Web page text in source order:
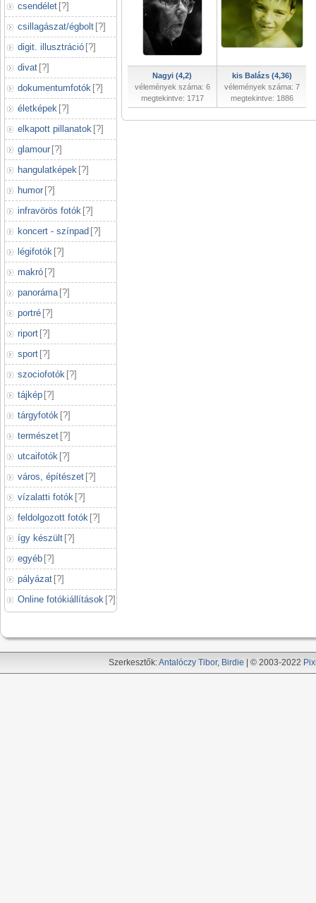
csendélet [?]
csillagászat/égbolt [?]
digit. illusztráció [?]
divat [?]
dokumentumfotók [?]
életképek [?]
elkapott pillanatok [?]
glamour [?]
hangulatképek [?]
humor [?]
infravörös fotók [?]
koncert - színpad [?]
légifotók [?]
makró [?]
panoráma [?]
portré [?]
riport [?]
sport [?]
szociofotók [?]
tájkép [?]
tárgyfotók [?]
természet [?]
utcaifotók [?]
város, építészet [?]
vízalatti fotók [?]
feldolgozott fotók [?]
így készült [?]
egyéb [?]
pályázat [?]
Online fotókiállítások [?]
Nagyi (4,2)
vélemények száma: 6
megtekintve: 1717
kis Balázs (4,36)
vélemények száma: 7
megtekintve: 1886
Szerkesztők:Antalóczy Tibor, Birdie | © 2003-2022